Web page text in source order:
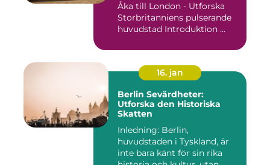
Åka till London - Utforska
Storbritanniens pulserande
huvudstad Introduktion ...
16. jan
Berlin Sevärdheter:
Utforska den Historiska
Skatten
Inledning: Berlin,
huvudstaden i Tyskland, är
inte bara känt för sin rika